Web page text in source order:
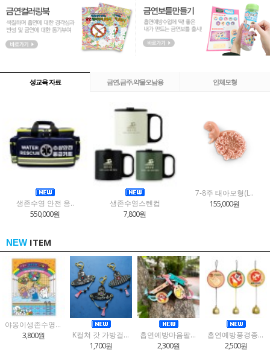
성교육 자료 금연,금주,약물오남용 인체모형
생존수영 안전 응..
550,000원
생존수영스텐컵
7,800원
7-8주 태아모형(L..
155,000원
NEW ITEM
야옹이생존수영컬러링북
3,800원
K컬쳐 갓 가방걸이 키링 만들기
1,700원
흡연예방마음팔찌만들기(3종택1)
2,300원
흡연예방풍경종만들기(12종택1)
2,500원